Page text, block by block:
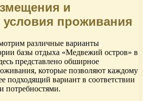
и
проживания
различные варианты
базы отдыха «Медвежий остров» в
представлено обширное
которые позволяют каждому
подходящий вариант в соответствии
потребностями.